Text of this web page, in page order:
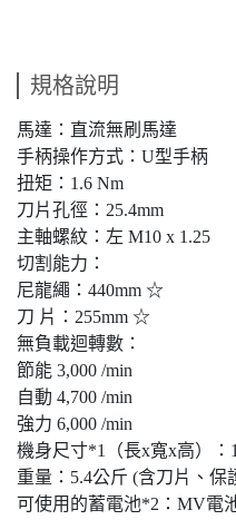
規格說明
馬達：直流無刷馬達
手柄操作方式：U型手柄
扭矩：1.6 Nm
刀片孔徑：25.4mm
主軸螺紋：左 M10 x 1.25
切割能力：
尼龍繩：440mm ☆
刀 片：255mm ☆
無負載迴轉數：
節能 3,000 /min
自動 4,700 /min
強力 6,000 /min
機身尺寸*1（長x寬x高）：
重量：5.4公斤 (含刀片、保
可使用的蓄電池*2：MV電